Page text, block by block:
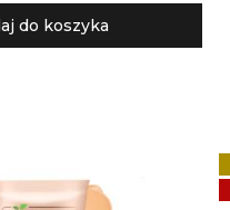
do koszyka